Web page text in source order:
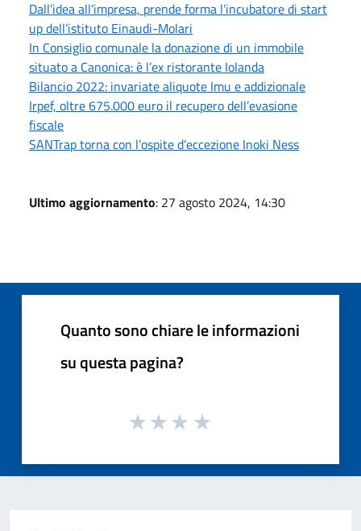
Dall’idea all’impresa, prende forma l’incubatore di start
up dell’istituto Einaudi-Molari
In Consiglio comunale la donazione di un immobile
situato a Canonica: è l’ex ristorante Iolanda
Bilancio 2022: invariate aliquote Imu e addizionale
Irpef, oltre 675.000 euro il recupero dell’evasione
fiscale
SANTrap torna con l’ospite d’eccezione Inoki Ness
Ultimo aggiornamento: 27 agosto 2024, 14:30
Quanto sono chiare le informazioni
su questa pagina?